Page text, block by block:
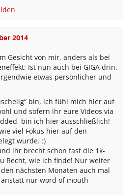
2014
Gesicht von mir, anders als bei
Ist nun auch bei GIGA drin.
etwas persönlicher und
bin, ich fühl mich hier auf
und sofern ihr eure Videos via
bin ich hier ausschließlich!
viel Fokus hier auf den
wurde. :)
ihr brecht schon fast die 1k-
Recht, wie ich finde! Nur weiter
nächsten Monaten auch mal
nur word of mouth